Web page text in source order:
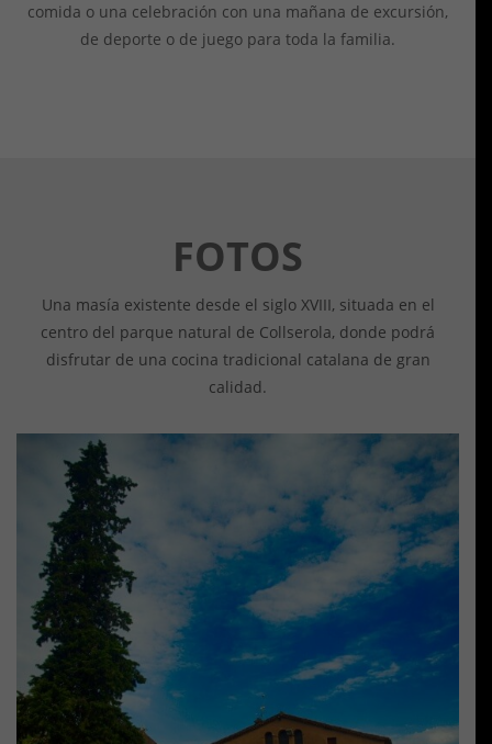
comida o una celebración con una mañana de excursión,
de deporte o de juego para toda la familia.
FOTOS
Una masía existente desde el siglo XVIII, situada en el
centro del parque natural de Collserola, donde podrá
disfrutar de una cocina tradicional catalana de gran
calidad.